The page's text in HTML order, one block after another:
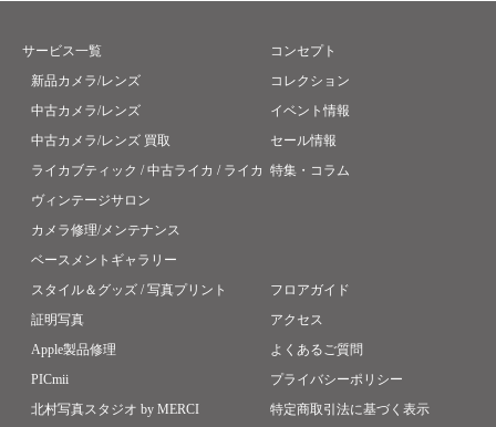
サービス一覧
新品カメラ/レンズ
中古カメラ/レンズ
中古カメラ/レンズ 買取
ライカブティック / 中古ライカ / ライカ
ヴィンテージサロン
カメラ修理/メンテナンス
ベースメントギャラリー
スタイル＆グッズ / 写真プリント
証明写真
Apple製品修理
PICmii
北村写真スタジオ by MERCI
コンセプト
コレクション
イベント情報
セール情報
特集・コラム
フロアガイド
アクセス
よくあるご質問
プライバシーポリシー
特定商取引法に基づく表示